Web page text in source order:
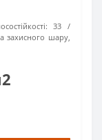
33
захисного шару,